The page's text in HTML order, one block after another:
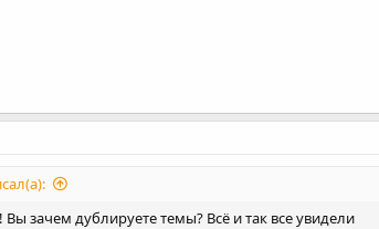
Вы зачем дублируете темы? Всё и так все увидели